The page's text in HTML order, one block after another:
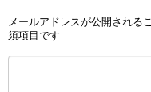
メールアドレスが公開される
須項目です